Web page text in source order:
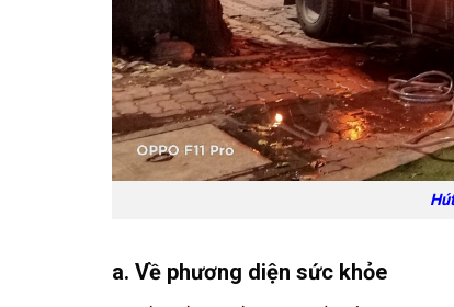
a. Về phương diện sức khỏe